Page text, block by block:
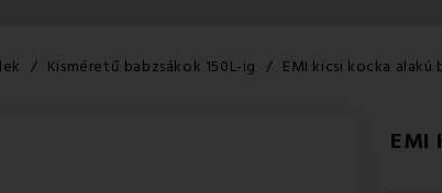
Kisméretű babzsákok 150L-ig EMI kicsi kocka
EMI